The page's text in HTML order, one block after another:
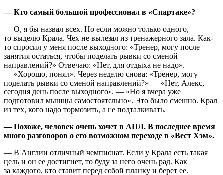
— Кто самый большой профессионал в «Спартаке»?
— О, я бы назвал всех. Но если можно только одного,
то выделю Крала. Чех не вылезал из тренажерного зала. Как-
то спросил у меня после выходного: «Тренер, могу после
занятия остаться, чтобы поделать рывки со сменой
направлений?» Отвечаю: «Нет, для отдыха не надо».
— «Хорошо, понял». Через неделю снова: «Тренер, могу
поделать рывки со сменой направлений?» — «Нет, Алекс,
сегодня день после выходного». — «Но я вчера уже
подготовил мышцы самостоятельно». Это было смешно. Крал
из тех, кого надо тормозить, а не подталкивать.
— Похоже, человек очень хочет в АПЛ. В последнее время
много разговоров о его возможном переходе в «Вест Хэм».
— В Англии отличный чемпионат. Если у Крала есть такая
цель и он ее достигнет, то буду за него очень рад. Как
за каждого, кто ставит перед собой планку и берет ее.